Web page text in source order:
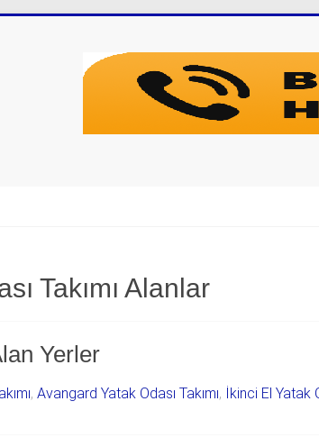
Takımı Alanlar
Yerler
, Avangard Yatak Odası Takımı, İkinci El Yatak